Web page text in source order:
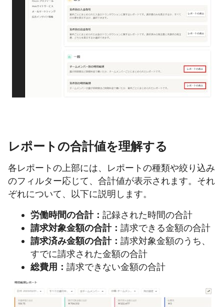
レポートの合計値を理解する
各レポートの上部には、レポートの種類や絞り込み
のフィルター応じて、合計値が表示されます。それ
ぞれについて、以下に説明します。
労働時間の合計： 記録された時間の合計
請求対象金額の合計： 請求できる金額の合計
請求済み金額の合計： 請求対象金額のうち、
すでに請求された金額の合計
総費用： 請求できない金額の合計